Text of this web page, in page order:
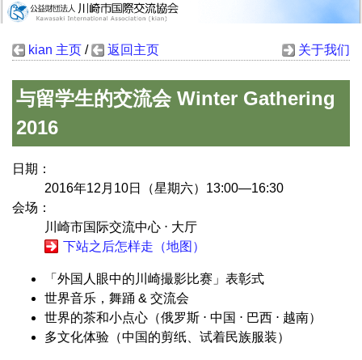
kian 主页 / 返回主页 关于我们
与留学生的交流会 Winter Gathering
2016
日期：
2016年12月10日（星期六）13:00—16:30
会场：
川崎市国际交流中心 ⋅ 大厅
下站之后怎样走（地图）
「外国人眼中的川崎撮影比赛」表彰式
世界音乐，舞踊 & 交流会
世界的茶和小点心（俄罗斯 ⋅ 中国 ⋅ 巴西 ⋅ 越南）
多文化体验（中国的剪纸、试着民族服装）